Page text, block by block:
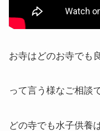
お寺はどのお寺でも
って言う様なご相談
どの寺でも水子供養